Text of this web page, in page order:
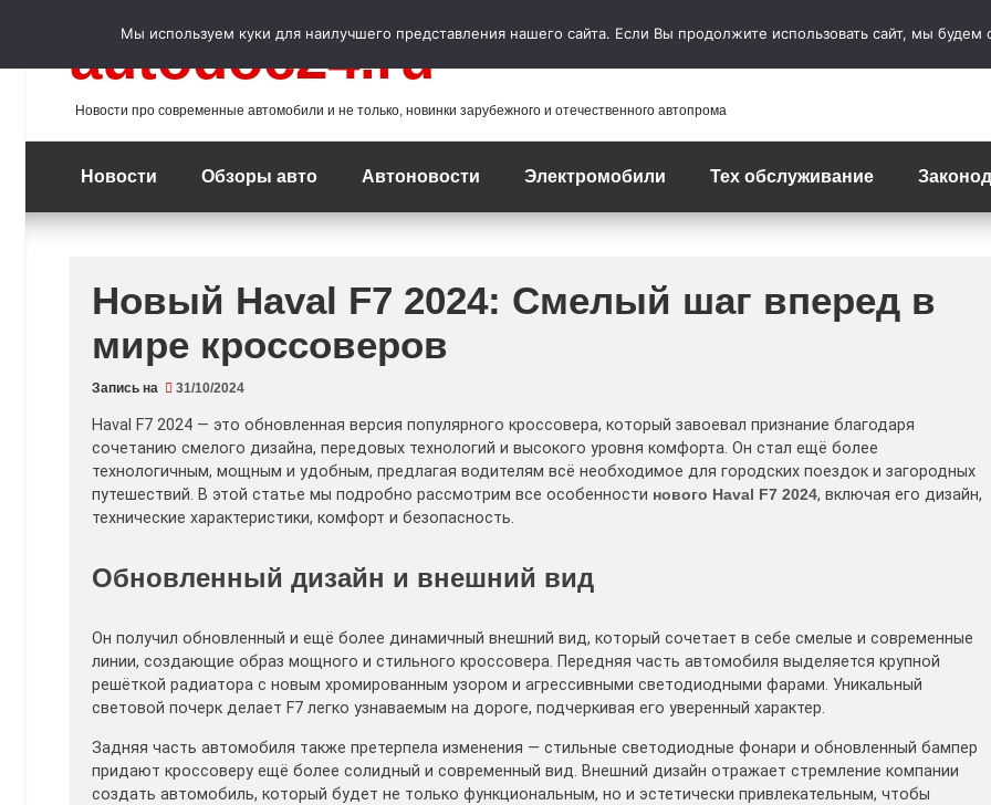
autodoc24.ru
Новости про современные автомобили и не только, новинки зарубежного и отечественного автопрома
Новости Обзоры авто Автоновости Электромобили Тех обслуживание
Новый Haval F7 2024: Смелый шаг вперед в
мире кроссоверов
Запись на 31/10/2024
Haval F7 2024 — это обновленная версия популярного кроссовера, который завоевал признание благодаря
сочетанию смелого дизайна, передовых технологий и высокого уровня комфорта. Он стал ещё более
технологичным, мощным и удобным, предлагая водителям всё необходимое для городских поездок и загородных
путешествий. В этой статье мы подробно рассмотрим все особенности нового Haval F7 2024, включая его дизайн,
технические характеристики, комфорт и безопасность.
Обновленный дизайн и внешний вид
Он получил обновленный и ещё более динамичный внешний вид, который сочетает в себе смелые и современные
линии, создающие образ мощного и стильного кроссовера. Передняя часть автомобиля выделяется крупной
решёткой радиатора с новым хромированным узором и агрессивными светодиодными фарами. Уникальный
световой почерк делает F7 легко узнаваемым на дороге, подчеркивая его уверенный характер.
Задняя часть автомобиля также претерпела изменения — стильные светодиодные фонари и обновленный бампер
придают кроссоверу ещё более солидный и современный вид. Внешний дизайн отражает стремление компании
создать автомобиль, который будет не только функциональным, но и эстетически привлекательным, чтобы
Мы используем куки для наилучшего представления нашего сайта. Если Вы продолжите использовать сайт, мы будем